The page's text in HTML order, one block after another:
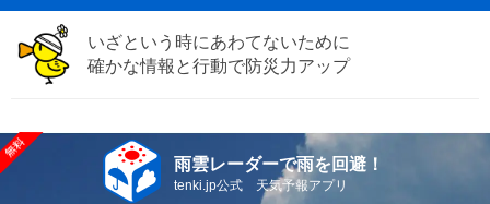
いざという時にあわてないために
確かな情報と行動で防災力アップ
雨雲レーダーで雨を回避！
tenki.jp公式 天気予報アプリ